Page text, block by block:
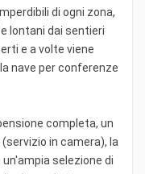
di ogni zona,
lontani dai sentieri
e a volte viene
nave per conferenze
completa, un
in camera), la
selezione di